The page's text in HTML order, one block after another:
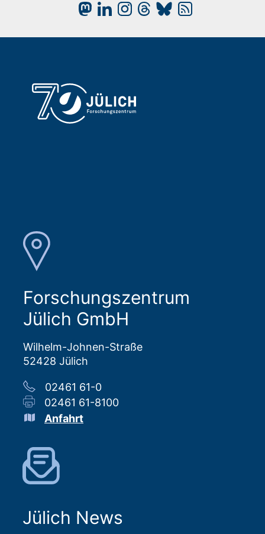
Forschungszentrum
Jülich GmbH
Wilhelm-Johnen-Straße
52428 Jülich
02461 61-0
02461 61-8100
Anfahrt
Jülich News